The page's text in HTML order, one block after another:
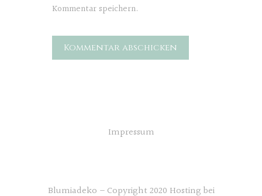
Kommentar speichern.
Impressum
Blumiadeko – Copyright 2020 Hosting bei